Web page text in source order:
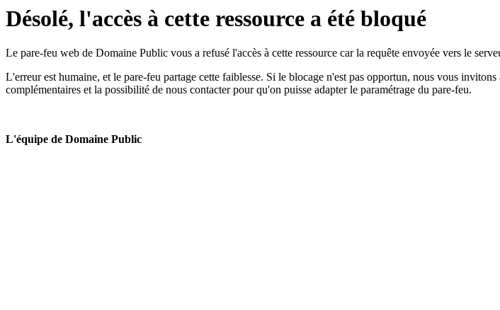
Désolé, l'accès à cette ressource a été bloqué
Le pare-feu web de Domaine Public vous a refusé l'accès à cette ressource car la requête envoyée vers le
L'erreur est humaine, et le pare-feu partage cette faiblesse. Si le blocage n'est pas opportun, nous vous invitons
complémentaires et la possibilité de nous contacter pour qu'on puisse adapter le paramétrage du pare-feu.
L'équipe de Domaine Public